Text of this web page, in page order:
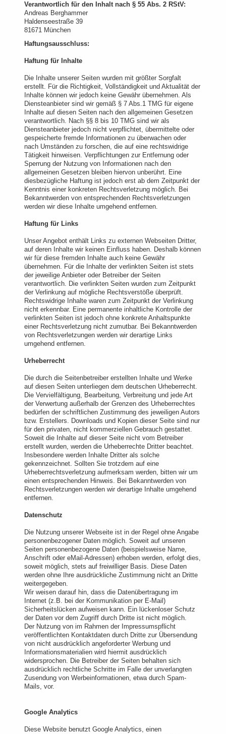
Verantwortlich für den Inhalt nach § 55 Abs. 2 RStV:
Andreas Berghammer
Haldenseestraße 39
81671 München
Haftungsausschluss:
Haftung für Inhalte
Die Inhalte unserer Seiten wurden mit größter Sorgfalt
erstellt. Für die Richtigkeit, Vollständigkeit und Aktualität der
Inhalte können wir jedoch keine Gewähr übernehmen. Als
Diensteanbieter sind wir gemäß § 7 Abs.1 TMG für eigene
Inhalte auf diesen Seiten nach den allgemeinen Gesetzen
verantwortlich. Nach §§ 8 bis 10 TMG sind wir als
Diensteanbieter jedoch nicht verpflichtet, übermittelte oder
gespeicherte fremde Informationen zu überwachen oder
nach Umständen zu forschen, die auf eine rechtswidrige
Tätigkeit hinweisen. Verpflichtungen zur Entfernung oder
Sperrung der Nutzung von Informationen nach den
allgemeinen Gesetzen bleiben hiervon unberührt. Eine
diesbezügliche Haftung ist jedoch erst ab dem Zeitpunkt der
Kenntnis einer konkreten Rechtsverletzung möglich. Bei
Bekanntwerden von entsprechenden Rechtsverletzungen
werden wir diese Inhalte umgehend entfernen.
Haftung für Links
Unser Angebot enthält Links zu externen Webseiten Dritter,
auf deren Inhalte wir keinen Einfluss haben. Deshalb können
wir für diese fremden Inhalte auch keine Gewähr
übernehmen. Für die Inhalte der verlinkten Seiten ist stets
der jeweilige Anbieter oder Betreiber der Seiten
verantwortlich. Die verlinkten Seiten wurden zum Zeitpunkt
der Verlinkung auf mögliche Rechtsverstöße überprüft.
Rechtswidrige Inhalte waren zum Zeitpunkt der Verlinkung
nicht erkennbar. Eine permanente inhaltliche Kontrolle der
verlinkten Seiten ist jedoch ohne konkrete Anhaltspunkte
einer Rechtsverletzung nicht zumutbar. Bei Bekanntwerden
von Rechtsverletzungen werden wir derartige Links
umgehend entfernen.
Urheberrecht
Die durch die Seitenbetreiber erstellten Inhalte und Werke
auf diesen Seiten unterliegen dem deutschen Urheberrecht.
Die Vervielfältigung, Bearbeitung, Verbreitung und jede Art
der Verwertung außerhalb der Grenzen des Urheberrechtes
bedürfen der schriftlichen Zustimmung des jeweiligen Autors
bzw. Erstellers. Downloads und Kopien dieser Seite sind nur
für den privaten, nicht kommerziellen Gebrauch gestattet.
Soweit die Inhalte auf dieser Seite nicht vom Betreiber
erstellt wurden, werden die Urheberrechte Dritter beachtet.
Insbesondere werden Inhalte Dritter als solche
gekennzeichnet. Sollten Sie trotzdem auf eine
Urheberrechtsverletzung aufmerksam werden, bitten wir um
einen entsprechenden Hinweis. Bei Bekanntwerden von
Rechtsverletzungen werden wir derartige Inhalte umgehend
entfernen.
Datenschutz
Die Nutzung unserer Webseite ist in der Regel ohne Angabe
personenbezogener Daten möglich. Soweit auf unseren
Seiten personenbezogene Daten (beispielsweise Name,
Anschrift oder eMail-Adressen) erhoben werden, erfolgt dies,
soweit möglich, stets auf freiwilliger Basis. Diese Daten
werden ohne Ihre ausdrückliche Zustimmung nicht an Dritte
weitergegeben.
Wir weisen darauf hin, dass die Datenübertragung im
Internet (z.B. bei der Kommunikation per E-Mail)
Sicherheitslücken aufweisen kann. Ein lückenloser Schutz
der Daten vor dem Zugriff durch Dritte ist nicht möglich.
Der Nutzung von im Rahmen der Impressumspflicht
veröffentlichten Kontaktdaten durch Dritte zur Übersendung
von nicht ausdrücklich angeforderter Werbung und
Informationsmaterialien wird hiermit ausdrücklich
widersprochen. Die Betreiber der Seiten behalten sich
ausdrücklich rechtliche Schritte im Falle der unverlangten
Zusendung von Werbeinformationen, etwa durch Spam-
Mails, vor.
Google Analytics
Diese Website benutzt Google Analytics, einen